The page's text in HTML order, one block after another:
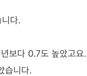
다.
보다 0.7도 높았고요.
습니다.